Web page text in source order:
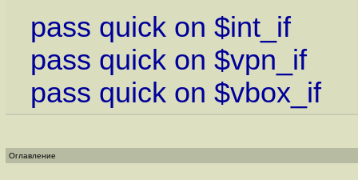
pass quick on $int_if
pass quick on $vpn_if
pass quick on $vbox_if
Оглавление